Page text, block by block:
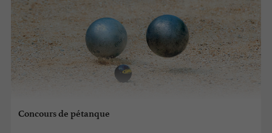
Concours de pétanque